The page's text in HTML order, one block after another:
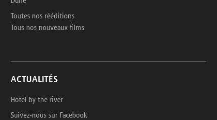
Toutes nos rééditions
Tous nos nouveaux films
ACTUALITÉS
Hotel by the river
Suivez-nous sur Facebook